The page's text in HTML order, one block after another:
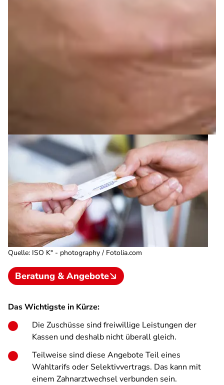
Quelle: ISO K° - photography / Fotolia.com
Beratung & Angebote
Das Wichtigste in Kürze:
Die Zuschüsse sind freiwillige Leistungen der
Kassen und deshalb nicht überall gleich.
Teilweise sind diese Angebote Teil eines
Wahltarifs oder Selektivvertrags. Das kann mit
einem Zahnarztwechsel verbunden sein.